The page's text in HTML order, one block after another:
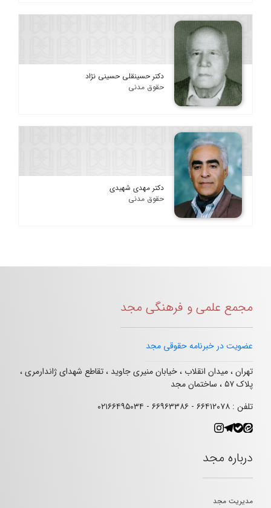
دکتر حسینقلی حسینی نژاد
حقوق مدنی
دکتر مهدی شهیدی
حقوق مدنی
مجمع علمی و فرهنگی مجد
عضویت در خبرنامه حقوقی مجد
تهران ، میدان انقلاب ، خیابان منیری جاوید ، تقاطع شهدای ژاندارمری ،
پلاک ۵۷ ، ساختمان مجد
تلفن : ۶۶۴۱۲۰۷۸ - ۶۶۹۶۳۳۸۶ - ۰۲۱۶۶۴۹۵۰۳۴
درباره مجد
مدیریت مجد